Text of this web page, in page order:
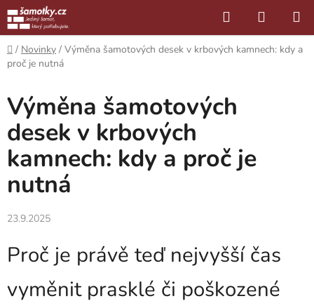
Přejít
na
obsah
Hledat
KOŠÍK
Domů
/ Novinky / Výměna šamotových desek v krbových kamnech: kdy a
proč je nutná
Výměna šamotových
desek v krbových
kamnech: kdy a proč je
nutná
23.9.2025
Proč je právě teď nejvyšší čas
vyměnit prasklé či poškozené